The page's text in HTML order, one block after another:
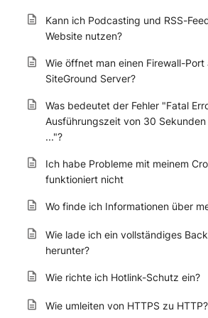
Kann ich Podcasting und RSS-
Website nutzen?
Wie öffnet man einen Firewall-Port
SiteGround Server?
Was bedeutet der Fehler "Fatal
Ausführungszeit von 30
..."?
Ich habe Probleme mit meinem
funktioniert nicht
Wo finde ich Informationen über
Wie lade ich ein vollständiges
herunter?
Wie richte ich Hotlink-Schutz ein?
Wie umleiten von HTTPS zu HTTP?